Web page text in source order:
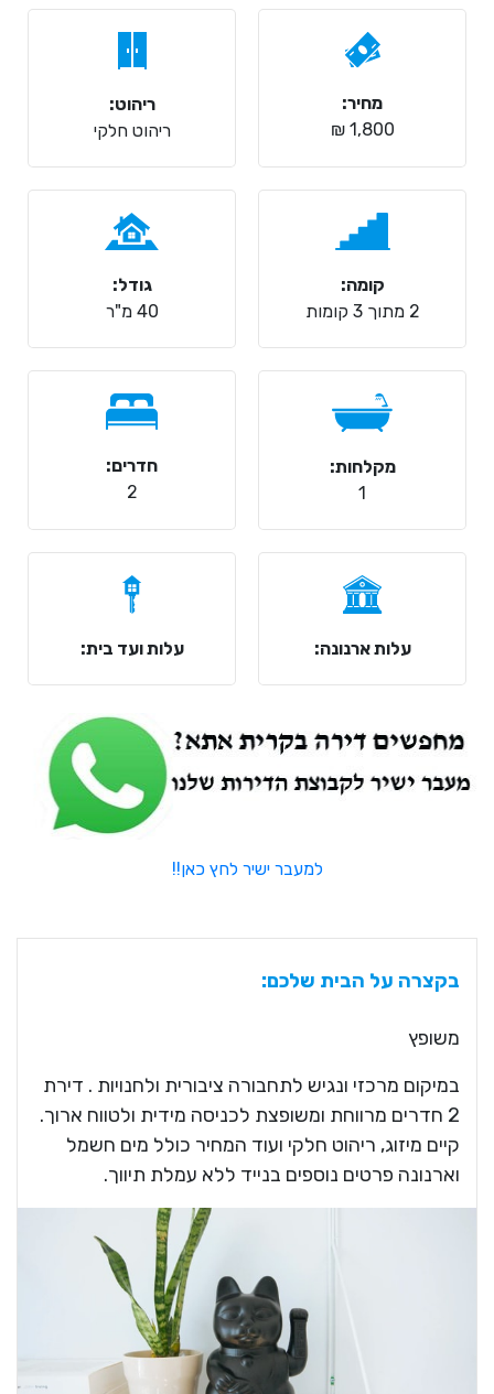
מחיר:
1,800 ₪
ריהוט:
ריהוט חלקי
קומה:
2 מתוך 3 קומות
גודל:
40 מ"ר
מקלחות:
1
חדרים:
2
עלות ארנונה: עלות ועד בית:
למעבר ישיר לחץ כאן!!
בקצרה על הבית שלכם:
משופץ
במיקום מרכזי ונגיש לתחבורה ציבורית ולחנויות . דירת
2 חדרים מרווחת ומשופצת לכניסה מידית ולטווח ארוך.
קיים מיזוג, ריהוט חלקי ועוד המחיר כולל מים חשמל
וארנונה פרטים נוספים בנייד ללא עמלת תיווך.